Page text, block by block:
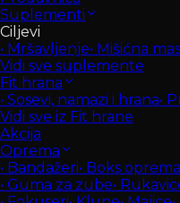
Suplementi
Ciljevi
• Mršavljenje• Mišićna
Vidi sve suplemente
Fit hrana
• Sosevi, namazi i hrana•
Vidi sve iz Fit hrane
Akcija
Oprema
• Bandažeri• Boks oprema
• Guma za zube•